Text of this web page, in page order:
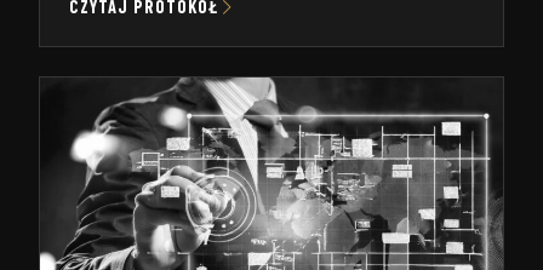
zwiększenie efektywności osobistej i
klientów czy złożonych regulacji prawnych,
dobrze zaplanowana organizacja pracy staje
się niezbędna. W firmach, gdzie zespół
realizuje wiele działań równolegle, nawet […]
CZYTAJ PROTOKÓŁ